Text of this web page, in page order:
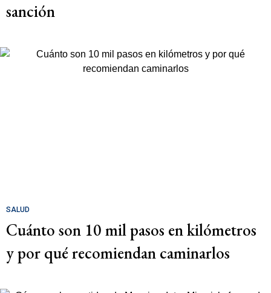
sanción
SALUD
Cuánto son 10 mil pasos en kilómetros
y por qué recomiendan caminarlos